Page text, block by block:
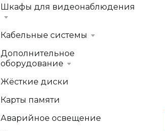
Шкафы для видеонаблюдения
Кабельные системы
Дополнительное
оборудование
Жёсткие диски
Карты памяти
Аварийное освещение